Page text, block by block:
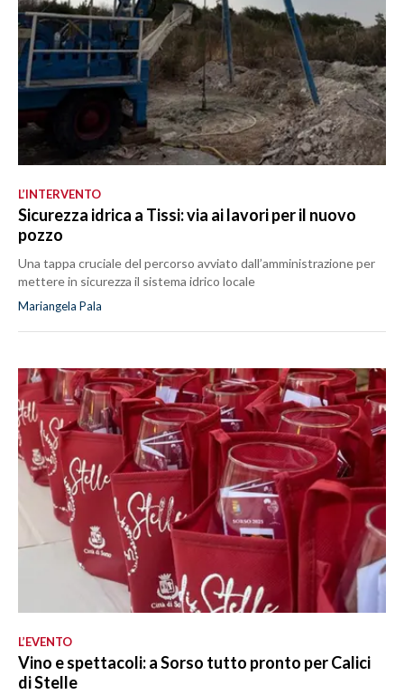
L’INTERVENTO
Sicurezza idrica a Tissi: via ai lavori per il nuovo
pozzo
Una tappa cruciale del percorso avviato dall’amministrazione per
mettere in sicurezza il sistema idrico locale
Mariangela Pala
L’EVENTO
Vino e spettacoli: a Sorso tutto pronto per Calici
di Stelle